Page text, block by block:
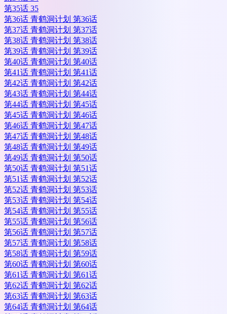
第35话 35
第36话 青鹤洞计划 第36话
第37话 青鹤洞计划 第37话
第38话 青鹤洞计划 第38话
第39话 青鹤洞计划 第39话
第40话 青鹤洞计划 第40话
第41话 青鹤洞计划 第41话
第42话 青鹤洞计划 第42话
第43话 青鹤洞计划 第44话
第44话 青鹤洞计划 第45话
第45话 青鹤洞计划 第46话
第46话 青鹤洞计划 第47话
第47话 青鹤洞计划 第48话
第48话 青鹤洞计划 第49话
第49话 青鹤洞计划 第50话
第50话 青鹤洞计划 第51话
第51话 青鹤洞计划 第52话
第52话 青鹤洞计划 第53话
第53话 青鹤洞计划 第54话
第54话 青鹤洞计划 第55话
第55话 青鹤洞计划 第56话
第56话 青鹤洞计划 第57话
第57话 青鹤洞计划 第58话
第58话 青鹤洞计划 第59话
第60话 青鹤洞计划 第60话
第61话 青鹤洞计划 第61话
第62话 青鹤洞计划 第62话
第63话 青鹤洞计划 第63话
第64话 青鹤洞计划 第64话